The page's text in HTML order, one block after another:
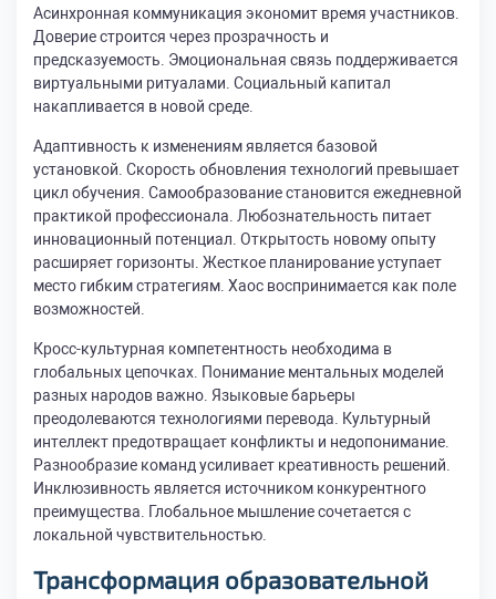
Асинхронная коммуникация экономит время участников.
Доверие строится через прозрачность и
предсказуемость. Эмоциональная связь поддерживается
виртуальными ритуалами. Социальный капитал
накапливается в новой среде.
Адаптивность к изменениям является базовой
установкой. Скорость обновления технологий превышает
цикл обучения. Самообразование становится ежедневной
практикой профессионала. Любознательность питает
инновационный потенциал. Открытость новому опыту
расширяет горизонты. Жесткое планирование уступает
место гибким стратегиям. Хаос воспринимается как поле
возможностей.
Кросс-культурная компетентность необходима в
глобальных цепочках. Понимание ментальных моделей
разных народов важно. Языковые барьеры
преодолеваются технологиями перевода. Культурный
интеллект предотвращает конфликты и недопонимание.
Разнообразие команд усиливает креативность решений.
Инклюзивность является источником конкурентного
преимущества. Глобальное мышление сочетается с
локальной чувствительностью.
Трансформация образовательной